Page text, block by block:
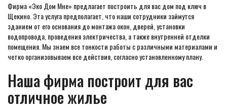
Фирма «Эко Дом Мне» предлагает построить для вас дом под ключ в
Щекино. Эта услуга предполагает, что наши сотрудники займутся
зданием от его основания до монтажа окон, дверей, установки
водопровода, проведения электричества, а также внутренней отделки
помещения. Мы знаем все тонкости работы с различными материалами и
четко организовываем все действия, согласно установленному плану.
Наша фирма построит для вас
отличное жилье